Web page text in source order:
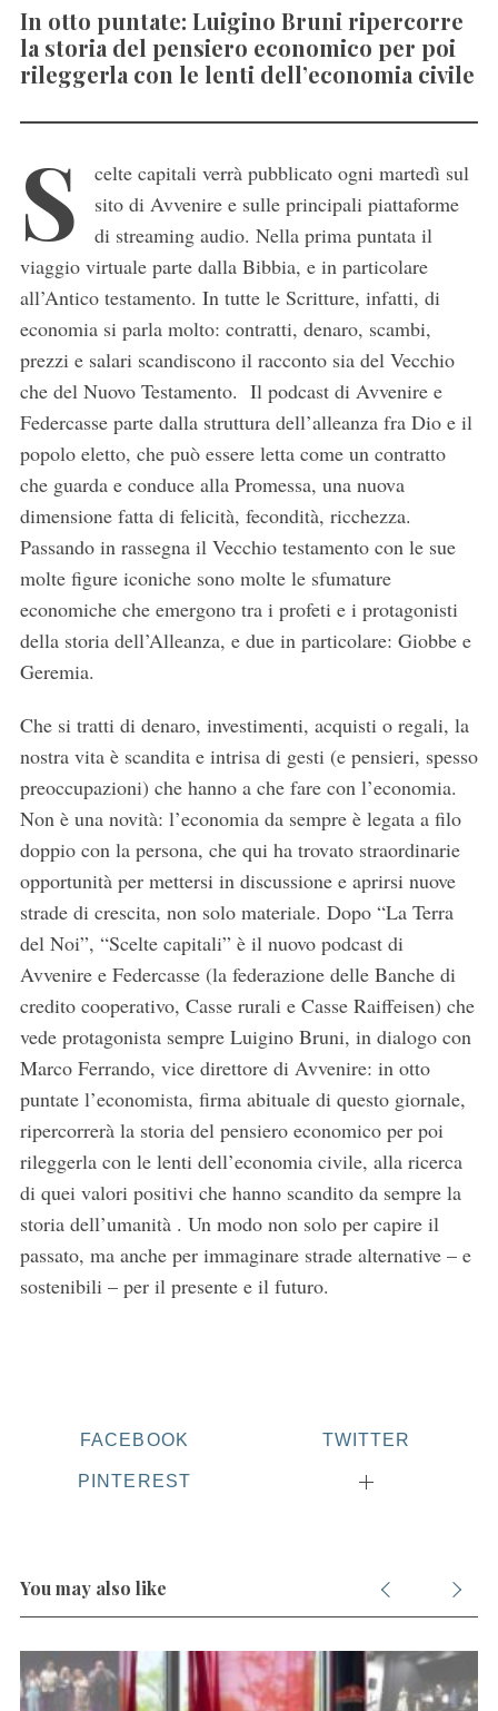
In otto puntate: Luigino Bruni ripercorre
la storia del pensiero economico per poi
rileggerla con le lenti dell’economia civile
S
celte capitali verrà pubblicato ogni martedì sul
sito di Avvenire e sulle principali piattaforme
di streaming audio. Nella prima puntata il
viaggio virtuale parte dalla Bibbia, e in particolare
all’Antico testamento. In tutte le Scritture, infatti, di
economia si parla molto: contratti, denaro, scambi,
prezzi e salari scandiscono il racconto sia del Vecchio
che del Nuovo Testamento. Il podcast di Avvenire e
Federcasse parte dalla struttura dell’alleanza fra Dio e il
popolo eletto, che può essere letta come un contratto
che guarda e conduce alla Promessa, una nuova
dimensione fatta di felicità, fecondità, ricchezza.
Passando in rassegna il Vecchio testamento con le sue
molte figure iconiche sono molte le sfumature
economiche che emergono tra i profeti e i protagonisti
della storia dell’Alleanza, e due in particolare: Giobbe e
Geremia.
Che si tratti di denaro, investimenti, acquisti o regali, la
nostra vita è scandita e intrisa di gesti (e pensieri, spesso
preoccupazioni) che hanno a che fare con l’economia.
Non è una novità: l’economia da sempre è legata a filo
doppio con la persona, che qui ha trovato straordinarie
opportunità per mettersi in discussione e aprirsi nuove
strade di crescita, non solo materiale. Dopo “La Terra
del Noi”, “Scelte capitali” è il nuovo podcast di
Avvenire e Federcasse (la federazione delle Banche di
credito cooperativo, Casse rurali e Casse Raiffeisen) che
vede protagonista sempre Luigino Bruni, in dialogo con
Marco Ferrando, vice direttore di Avvenire: in otto
puntate l’economista, firma abituale di questo giornale,
ripercorrerà la storia del pensiero economico per poi
rileggerla con le lenti dell’economia civile, alla ricerca
di quei valori positivi che hanno scandito da sempre la
storia dell’umanità . Un modo non solo per capire il
passato, ma anche per immaginare strade alternative – e
sostenibili – per il presente e il futuro.
FACEBOOK TWITTER
PINTEREST
You may also like